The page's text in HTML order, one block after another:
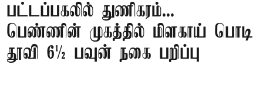
பட்டப்பகலில் துணிகரம்...
பெண்ணின் முகத்தில் மிளகாய் பொடி
தூவி 6½ பவுன் நகை பறிப்பு